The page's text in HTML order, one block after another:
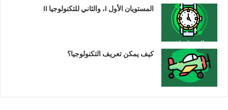
المستويان الأول I، والثاني للتكنولوجيا II
كيف يمكن تعريف التكنولوجيا؟